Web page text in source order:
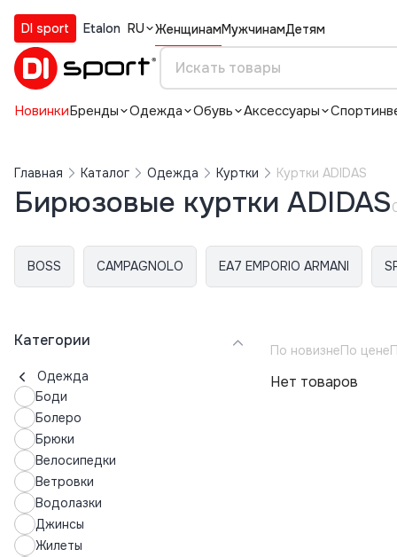
DI sport Etalon RU ЖенщинамМужчинамДетям
НовинкиБренды Одежда Обувь Аксессуары
Главная Каталог Одежда Куртки Куртки ADIDAS
Бирюзовые куртки ADIDAS
BOSS CAMPAGNOLO EA7 EMPORIO ARMANI
Категории
Одежда
Боди
Болеро
Брюки
Велосипедки
Ветровки
Водолазки
Джинсы
Жилеты
По новизнеПо цене
Нет товаров